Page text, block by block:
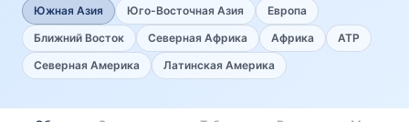
Южная Азия
Юго-Восточная Азия
Европа
Ближний Восток
Северная Африка Африка
АТР
Северная Америка
Латинская Америка